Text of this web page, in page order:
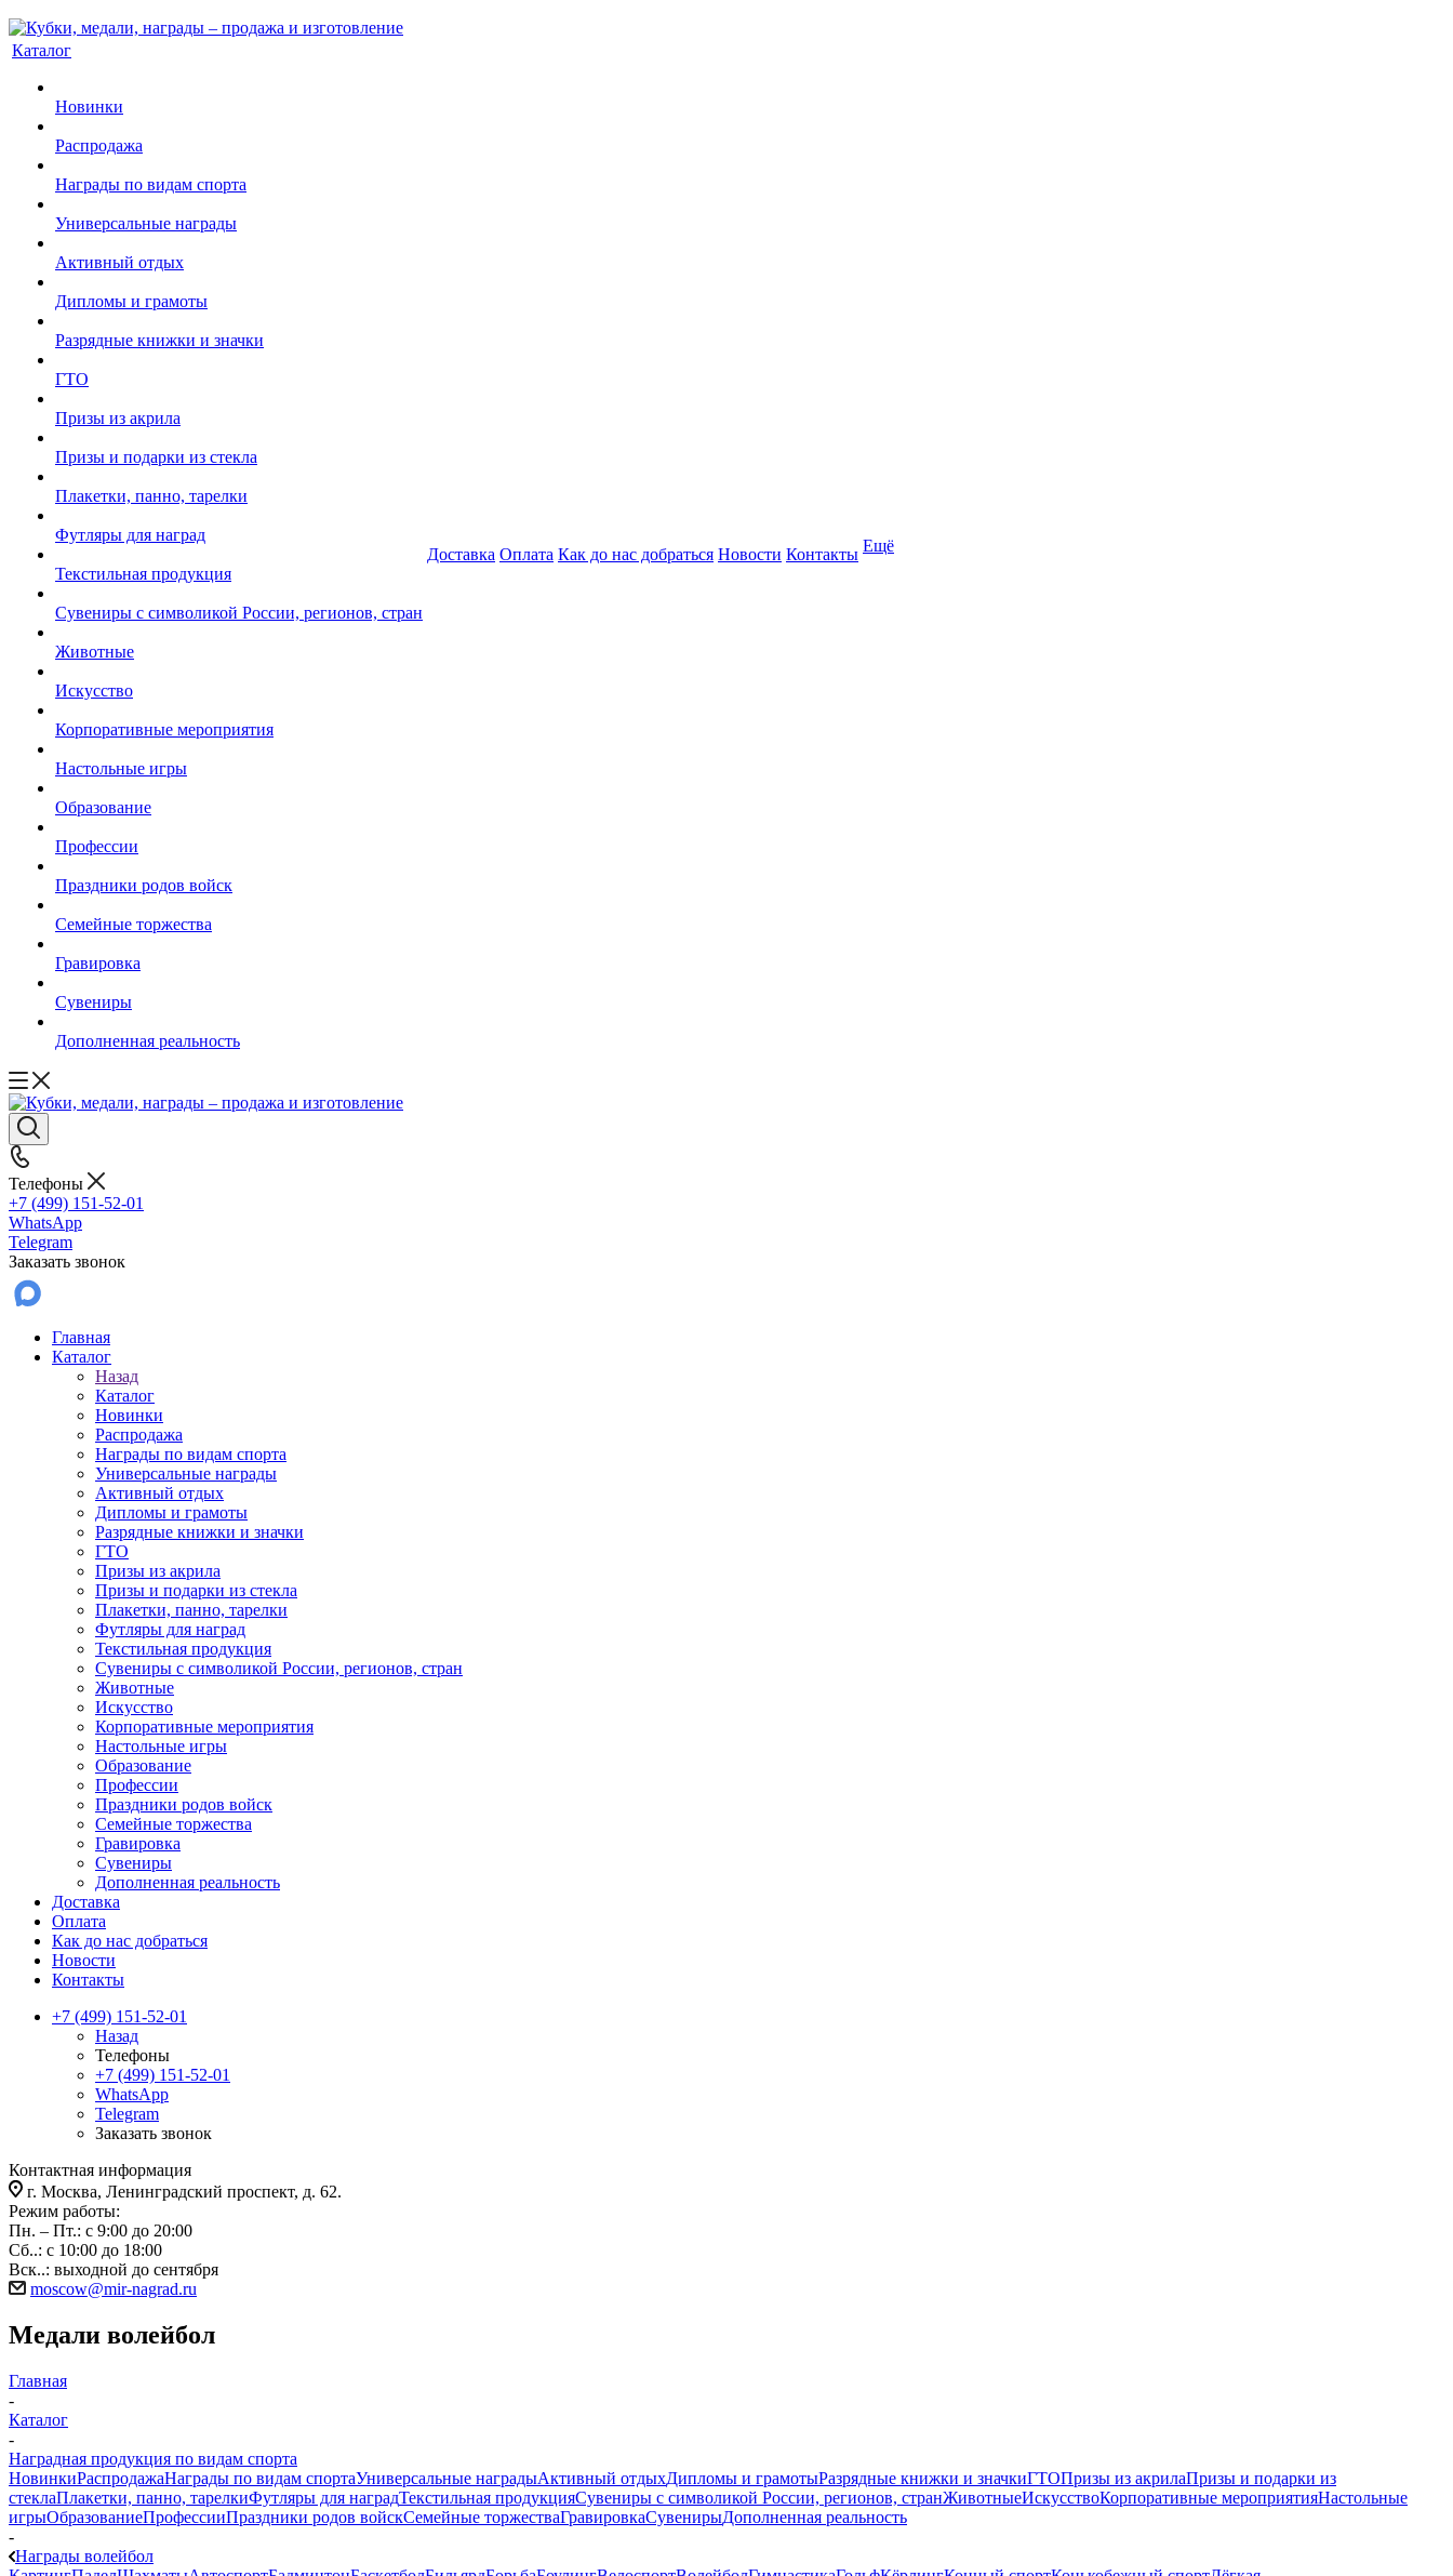
Каталог
Новинки
Распродажа
Награды по видам спорта
Универсальные награды
Активный отдых
Дипломы и грамоты
Разрядные книжки и значки
ГТО
Призы из акрила
Призы и подарки из стекла
Плакетки, панно, тарелки
Футляры для наград
Текстильная продукция
Сувениры с символикой России, регионов, стран
Животные
Искусство
Корпоративные мероприятия
Настольные игры
Образование
Профессии
Праздники родов войск
Семейные торжества
Гравировка
Сувениры
Дополненная реальность
Доставка Оплата Как до нас добраться Новости Контакты Ещё
Телефоны
+7 (499) 151-52-01
WhatsApp
Telegram
Заказать звонок
Главная
Каталог
Назад
Каталог
Новинки
Распродажа
Награды по видам спорта
Универсальные награды
Активный отдых
Дипломы и грамоты
Разрядные книжки и значки
ГТО
Призы из акрила
Призы и подарки из стекла
Плакетки, панно, тарелки
Футляры для наград
Текстильная продукция
Сувениры с символикой России, регионов, стран
Животные
Искусство
Корпоративные мероприятия
Настольные игры
Образование
Профессии
Праздники родов войск
Семейные торжества
Гравировка
Сувениры
Дополненная реальность
Доставка
Оплата
Как до нас добраться
Новости
Контакты
+7 (499) 151-52-01
Назад
Телефоны
+7 (499) 151-52-01
WhatsApp
Telegram
Заказать звонок
Контактная информация
г. Москва, Ленинградский проспект, д. 62.
Режим работы:
Пн. – Пт.: с 9:00 до 20:00
Сб..: с 10:00 до 18:00
Вск..: выходной до сентября
moscow@mir-nagrad.ru
Медали волейбол
Главная
-
Каталог
-
Наградная продукция по видам спорта
НовинкиРаспродажаНаграды по видам спортаУниверсальные наградыАктивный отдыхДипломы и грамотыРазрядные книжки и значкиГТОПризы из акрилаПризы и подарки из
стеклаПлакетки, панно, тарелкиФутляры для наградТекстильная продукцияСувениры с символикой России, регионов, странЖивотныеИскусствоКорпоративные мероприятияНастольные
игрыОбразованиеПрофессииПраздники родов войскСемейные торжестваГравировкаСувенирыДополненная реальность
-
Награды волейбол